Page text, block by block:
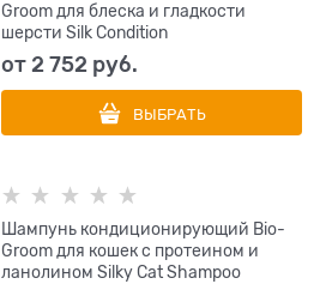
Groom для блеска и гладкости
шерсти Silk Condition
от2 752 руб.
ВЫБРАТЬ
Шампунь кондиционирующий Bio-
Groom для кошек с протеином и
ланолином Silky Cat Shampoo